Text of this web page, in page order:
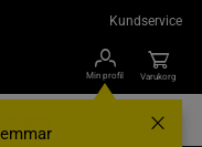
Kundservice
Min profil Varukorg